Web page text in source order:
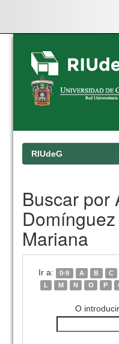
Skip
navigation
RIUdeG
Buscar por
Mariana
Ir a: 0-9 A B C
L
M N O P
O